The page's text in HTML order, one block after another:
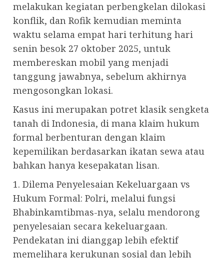
melakukan kegiatan perbengkelan dilokasi
konflik, dan Rofik kemudian meminta
waktu selama empat hari terhitung hari
senin besok 27 oktober 2025, untuk
membereskan mobil yang menjadi
tanggung jawabnya, sebelum akhirnya
mengosongkan lokasi.
Kasus ini merupakan potret klasik sengketa
tanah di Indonesia, di mana klaim hukum
formal berbenturan dengan klaim
kepemilikan berdasarkan ikatan sewa atau
bahkan hanya kesepakatan lisan.
1. Dilema Penyelesaian Kekeluargaan vs
Hukum Formal: Polri, melalui fungsi
Bhabinkamtibmas-nya, selalu mendorong
penyelesaian secara kekeluargaan.
Pendekatan ini dianggap lebih efektif
memelihara kerukunan sosial dan lebih